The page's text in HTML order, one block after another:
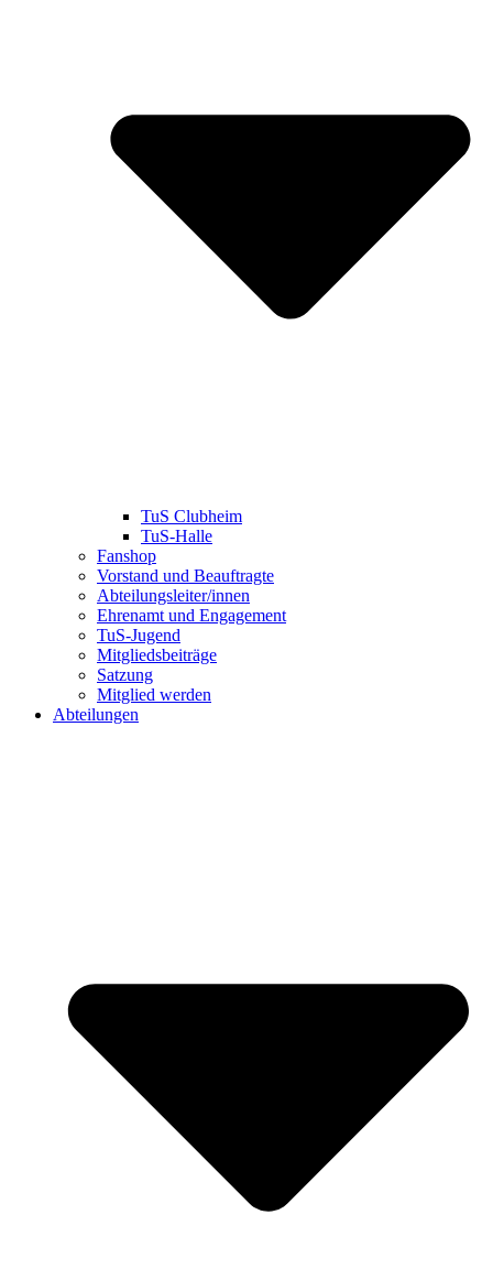
TuS Clubheim
TuS-Halle
Fanshop
Vorstand und Beauftragte
Abteilungsleiter/innen
Ehrenamt und Engagement
TuS-Jugend
Mitgliedsbeiträge
Satzung
Mitglied werden
Abteilungen